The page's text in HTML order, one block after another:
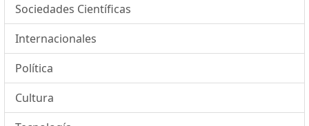
Sociedades Científicas
Internacionales
Política
Cultura